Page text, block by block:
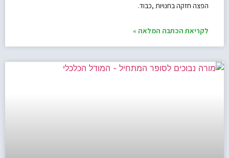
הפצה חזקה בחנויות ,כבוד.
לקריאת הכתבה המלאה »